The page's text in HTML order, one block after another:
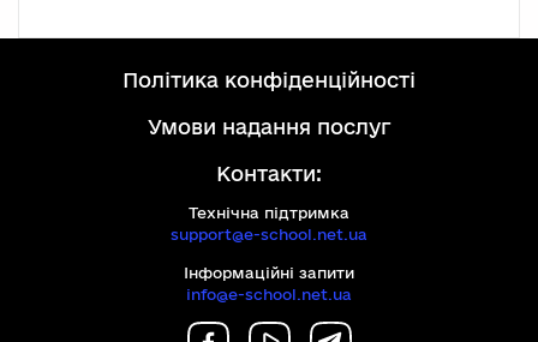
політика конфіденційності
умови надання послуг
Контакти:
Технічна підтримка
support@e-school.net.ua
Інформаційні запити
info@e-school.net.ua